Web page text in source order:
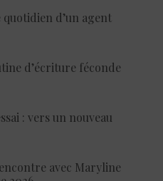
d’un agent
d’écriture féconde
: vers un nouveau
avec Maryline